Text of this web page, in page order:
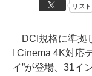
リスト
DCI規格に準拠
l Cinema 4K対応
イ”が登場、31イ